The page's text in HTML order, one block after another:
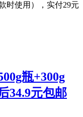
时使用），实付29元
瓶+300g
34.9元包邮